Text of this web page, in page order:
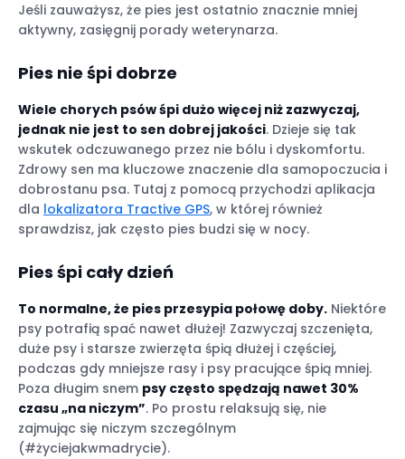
Jeśli zauważysz, że pies jest ostatnio znacznie mniej
aktywny, zasięgnij porady weterynarza.
Pies nie śpi dobrze
Wiele chorych psów śpi dużo więcej niż zazwyczaj,
jednak nie jest to sen dobrej jakości. Dzieje się tak
wskutek odczuwanego przez nie bólu i dyskomfortu.
Zdrowy sen ma kluczowe znaczenie dla samopoczucia i
dobrostanu psa. Tutaj z pomocą przychodzi aplikacja
dla lokalizatora Tractive GPS, w której również
sprawdzisz, jak często pies budzi się w nocy.
Pies śpi cały dzień
To normalne, że pies przesypia połowę doby. Niektóre
psy potrafią spać nawet dłużej! Zazwyczaj szczenięta,
duże psy i starsze zwierzęta śpią dłużej i częściej,
podczas gdy mniejsze rasy i psy pracujące śpią mniej.
Poza długim snem psy często spędzają nawet 30%
czasu „na niczym”. Po prostu relaksują się, nie
zajmując się niczym szczególnym
(#życiejakwmadrycie).